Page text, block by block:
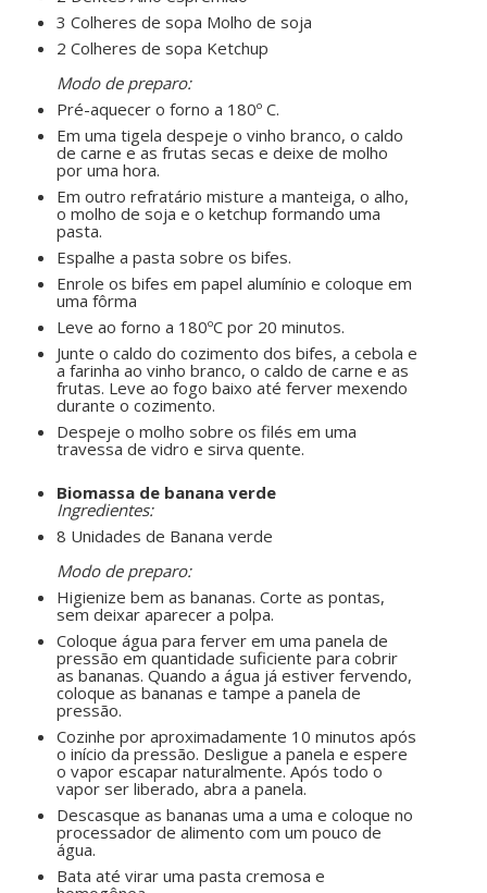
3 Colheres de sopa Molho de soja
2 Colheres de sopa Ketchup
Modo de preparo:
Pré-aquecer o forno a 180º C.
Em uma tigela despeje o vinho branco, o caldo
de carne e as frutas secas e deixe de molho
por uma hora.
Em outro refratário misture a manteiga, o alho,
o molho de soja e o ketchup formando uma
pasta.
Espalhe a pasta sobre os bifes.
Enrole os bifes em papel alumínio e coloque em
uma fôrma
Leve ao forno a 180ºC por 20 minutos.
Junte o caldo do cozimento dos bifes, a cebola e
a farinha ao vinho branco, o caldo de carne e as
frutas. Leve ao fogo baixo até ferver mexendo
durante o cozimento.
Despeje o molho sobre os filés em uma
travessa de vidro e sirva quente.
Biomassa de banana verde
Ingredientes:
8 Unidades de Banana verde
Modo de preparo:
Higienize bem as bananas. Corte as pontas,
sem deixar aparecer a polpa.
Coloque água para ferver em uma panela de
pressão em quantidade suficiente para cobrir
as bananas. Quando a água já estiver fervendo,
coloque as bananas e tampe a panela de
pressão.
Cozinhe por aproximadamente 10 minutos após
o início da pressão. Desligue a panela e espere
o vapor escapar naturalmente. Após todo o
vapor ser liberado, abra a panela.
Descasque as bananas uma a uma e coloque no
processador de alimento com um pouco de
água.
Bata até virar uma pasta cremosa e